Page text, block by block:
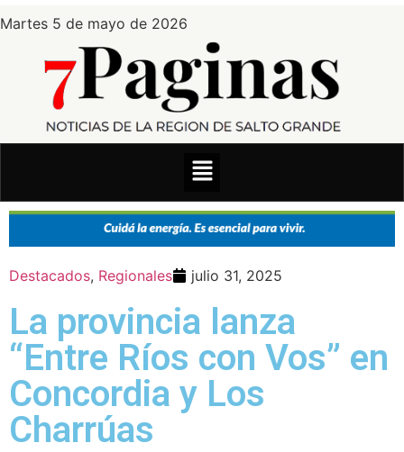
Martes 5 de mayo de 2026
Destacados, Regionales julio 31, 2025
La provincia lanza
“Entre Ríos con Vos” en
Concordia y Los
Charrúas